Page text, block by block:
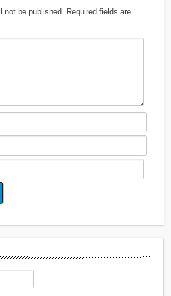
not be published.
Required fields are